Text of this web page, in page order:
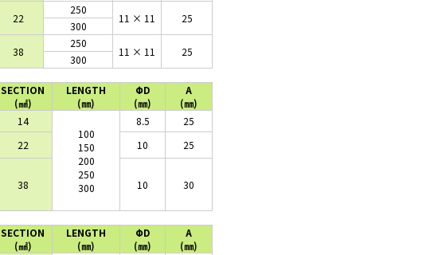
22
250
11 × 11 25
300
38
250
11 × 11 25
300
SECTION
(㎟)
LENGTH
(㎜)
ΦD
(㎜)
A
(㎜)
14
100
150
200
250
300
8.5
25
22
10 25
38 10 30
SECTION
(㎟)
LENGTH
(㎜)
ΦD
(㎜)
A
(㎜)